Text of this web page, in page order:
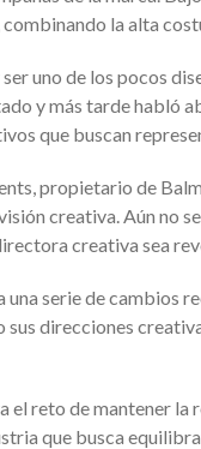
la alta
uno de los pocos
y más tarde habló
que buscan
propietario de
creativa. Aún no
creativa sea
una serie de
direcciones
el reto de mantener
que busca